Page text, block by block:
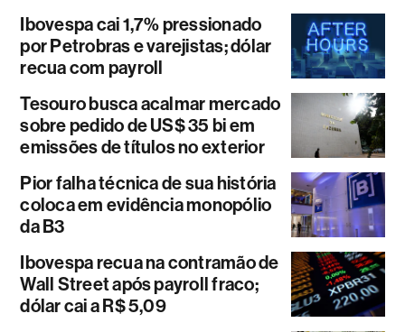
Ibovespa cai 1,7% pressionado
por Petrobras e varejistas; dólar
recua com payroll
Tesouro busca acalmar mercado
sobre pedido de US$ 35 bi em
emissões de títulos no exterior
Pior falha técnica de sua história
coloca em evidência monopólio
da B3
Ibovespa recua na contramão de
Wall Street após payroll fraco;
dólar cai a R$ 5,09